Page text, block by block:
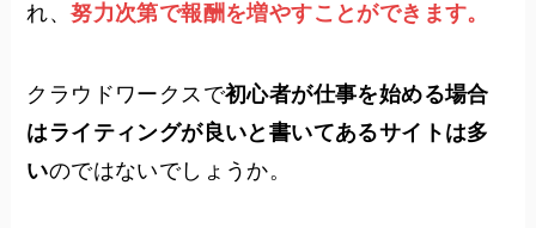
れ、努力次第で報酬を増やすことができます。
クラウドワークスで初心者が仕事を始める場合
はライティングが良いと書いてあるサイトは多
いのではないでしょうか。